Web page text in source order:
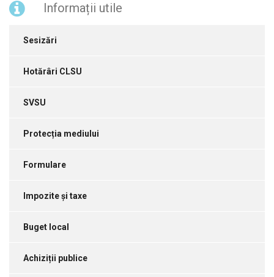
Informații utile
Sesizări
Hotărâri CLSU
SVSU
Protecția mediului
Formulare
Impozite și taxe
Buget local
Achiziții publice